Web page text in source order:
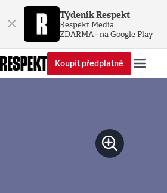
× Týdeník Respekt
Respekt Media
ZDARMA - na Google Play
Koupit předplatné